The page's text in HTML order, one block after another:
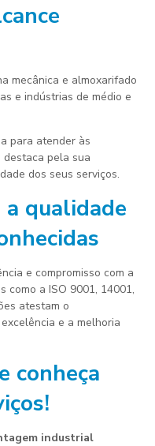
mecânica e almoxarifado
e indústrias de médio e
para atender às
destaca pela sua
dos seus serviços.
a qualidade
e compromisso com a
como a ISO 9001, 14001,
atestam o
e a melhoria
conheça
industrial